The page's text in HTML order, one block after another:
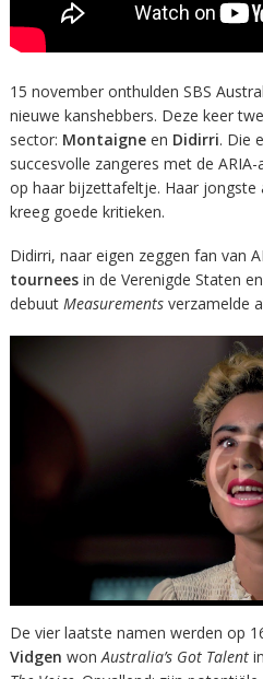
15 november onthulden SBS
nieuwe kanshebbers. Deze keer
sector: Montaigne en Didirri. Die
succesvolle zangeres met de
op haar bijzettafeltje. Haar
kreeg goede kritieken.
Didirri, naar eigen zeggen fan van
tourneesin de Verenigde Staten
debuut Measurementsverzamelde
De vier laatste namen werden op
Vidgen wonAustralia’s Got Talent